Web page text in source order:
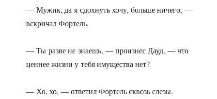
— Мужик, да я сдохнуть хочу, больше ничего, —
вскричал Фортель.
— Ты разве не знаешь, — произнес Дауд, — что
ценнее жизни у тебя имущества нет?
— Хо, хо, — ответил Фортель сквозь слезы.